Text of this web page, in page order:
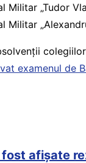
Militar „Tudor
Militar
examenul de
fost afișate